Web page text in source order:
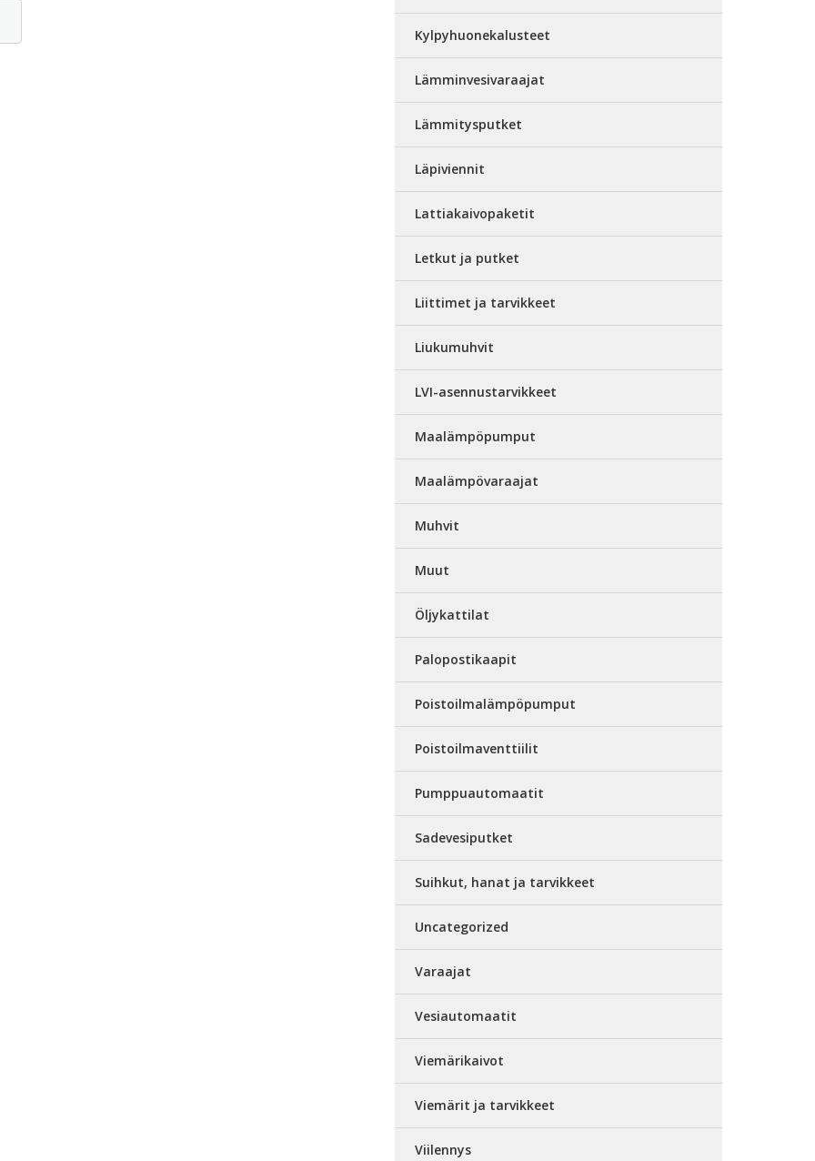
Kylpyhuonekalusteet
Lämminvesivaraajat
Lämmitysputket
Läpiviennit
Lattiakaivopaketit
Letkut ja putket
Liittimet ja tarvikkeet
Liukumuhvit
LVI-asennustarvikkeet
Maalämpöpumput
Maalämpövaraajat
Muhvit
Muut
Öljykattilat
Palopostikaapit
Poistoilmalämpöpumput
Poistoilmaventtiilit
Pumppuautomaatit
Sadevesiputket
Suihkut, hanat ja tarvikkeet
Uncategorized
Varaajat
Vesiautomaatit
Viemärikaivot
Viemärit ja tarvikkeet
Viilennys